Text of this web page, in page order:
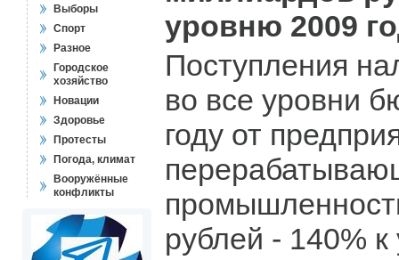
Выборы
Спорт
Разное
Городское
хозяйство
Новации
Здоровье
Протесты
Погода, климат
Вооружённые
конфликты
уровню 2009
Поступления
во все уровни
году от
рублей - 140%